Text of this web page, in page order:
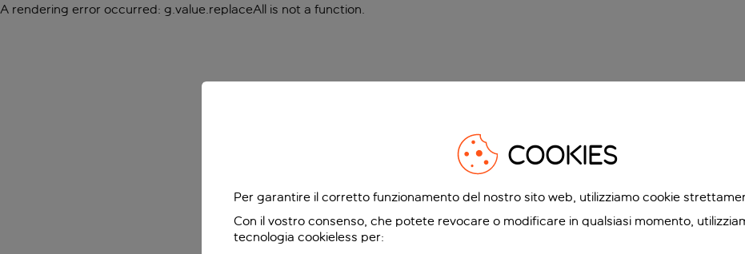
A rendering error occurred: g.value.replaceAll is not a function.
COOKIES
Per garantire il corretto funzionamento del nostro sito web, utilizziamo cookie
Con il vostro consenso, che potete revocare o modificare in qualsiasi momento,
tecnologia cookieless per: